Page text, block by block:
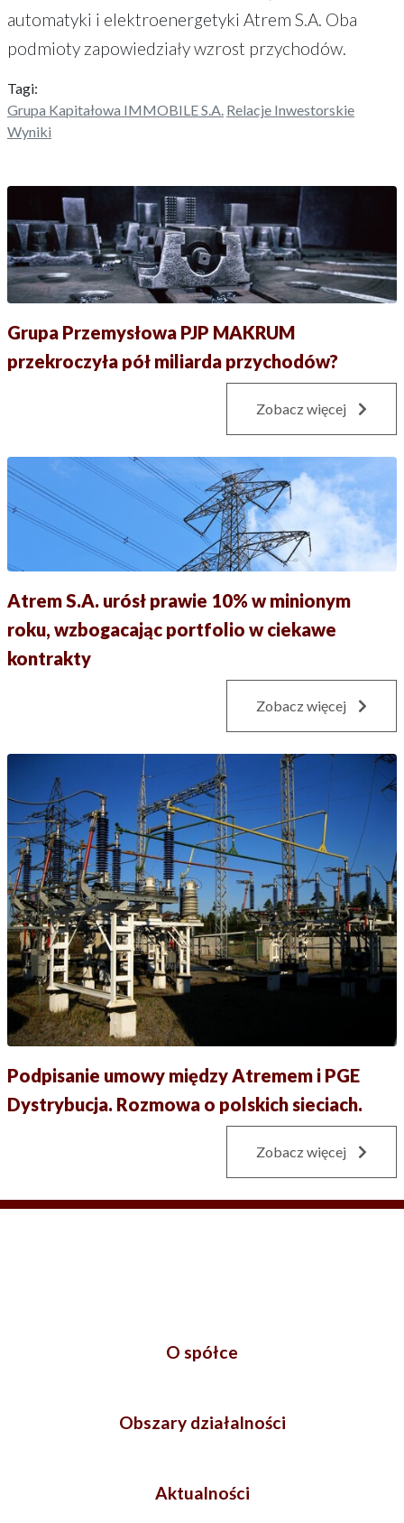
automatyki i elektroenergetyki Atrem S.A. Oba
podmioty zapowiedziały wzrost przychodów.
Tagi:
Grupa Kapitałowa IMMOBILE S.A. Relacje Inwestorskie
Wyniki
Grupa Przemysłowa PJP MAKRUM
przekroczyła pół miliarda przychodów?
Zobacz więcej
Atrem S.A. urósł prawie 10% w minionym
roku, wzbogacając portfolio w ciekawe
kontrakty
Zobacz więcej
Podpisanie umowy między Atremem i PGE
Dystrybucja. Rozmowa o polskich sieciach.
Zobacz więcej
O spółce
Obszary działalności
Aktualności